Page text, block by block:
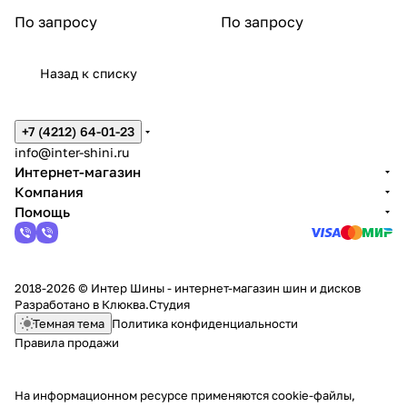
По запросу По запросу
Назад к списку
+7 (4212) 64-01-23
info@inter-shini.ru
Интернет-магазин
Компания
Помощь
2018-2026 © Интер Шины - интернет-магазин шин и дисков
Разработано в Клюква.Студия
Темная тема Политика конфиденциальности
Правила продажи
На информационном ресурсе применяютсяcookie-файлы,